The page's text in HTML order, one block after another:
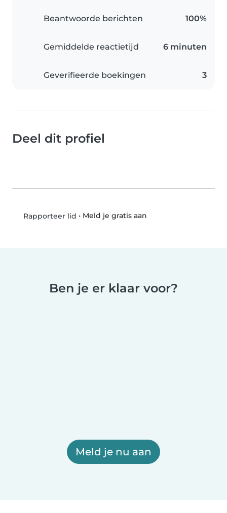
Beantwoorde berichten 100%
Gemiddelde reactietijd 6 minuten
Geverifieerde boekingen 3
Deel dit profiel
Rapporteer lid • Meld je gratis aan
Ben je er klaar voor?
Meld je nu aan